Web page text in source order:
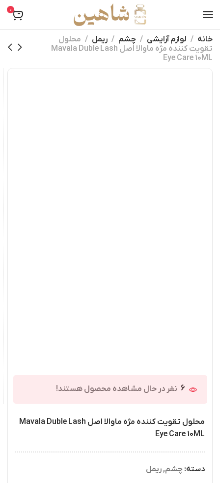
0
خانه لوازم آرایشی چشم ریمل
محلول
تقویت کننده مژه ماوالا اصل Mavala Duble Lash
Eye Care 10ML
6 نفر در حال مشاهده محصول هستند!
محلول تقویت کننده مژه ماوالا اصل Mavala Duble Lash
Eye Care 10ML
دسته: چشم, ریمل